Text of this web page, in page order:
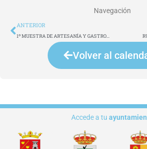
Navegación
Ant
ANTERIOR
1º MUESTRA DE ARTESANÍA Y GASTRONOMÍA CANARIA EN THE RITZ-CARLTON TENERIFE, ABAMA
Volver al
Accede a tu